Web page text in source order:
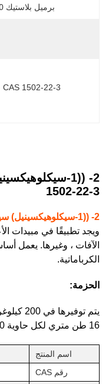
برميل بلاستيك 200 كجم ، 16mt في 20FCL مع المنصات
1502-22-3
2- ((1-سيكلوهيكسينيل) سيكلوهيكسانون
ويجد تطبيقًا في مبيدات
الآفات ، وغيرها. يعمل
الكرباماتية.
الحزمة:
يتم
16 طن متري لكل حاوية 20 قدم عندما يتم تحميلها.
اسم المنتج
رقم CAS